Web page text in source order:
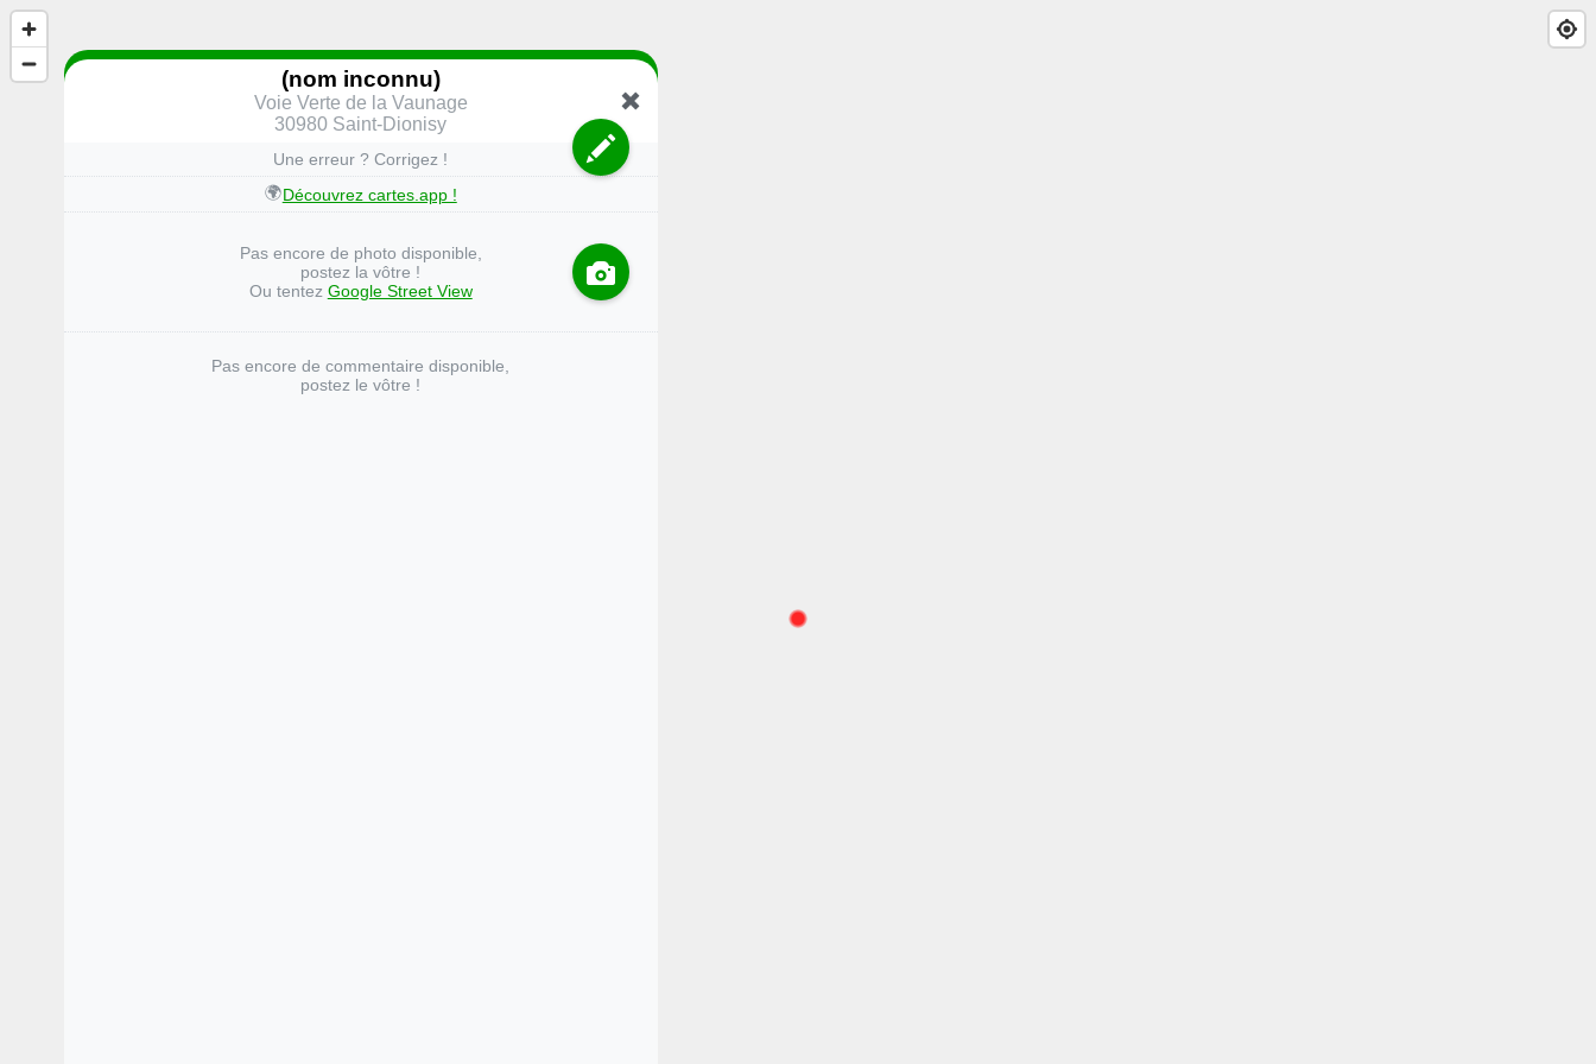
(nom inconnu)
Voie Verte de la Vaunage
30980 Saint-Dionisy
Une erreur ? Corrigez !
🌍Découvrez cartes.app !
Pas encore de photo disponible,
postez la vôtre !
Ou tentez Google Street View
Pas encore de commentaire disponible,
postez le vôtre !